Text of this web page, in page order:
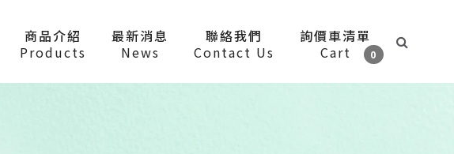
商品介紹
Products
最新消息
News
聯絡我們
Contact Us
詢價車清單
Cart 0